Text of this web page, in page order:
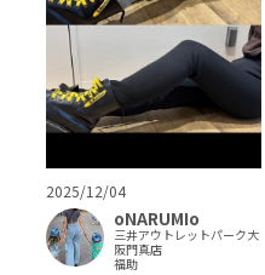
2025/12/04
oNARUMIo
三井アウトレットパーク大
阪門真店
福助